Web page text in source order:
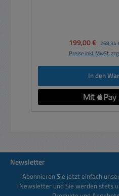
Verkaufspreis:
199,00 € 268,34
Preise inkl. MwSt.
In den
Newsletter
Abonnieren Sie jetzt einfach
Newsletter und Sie werden stets